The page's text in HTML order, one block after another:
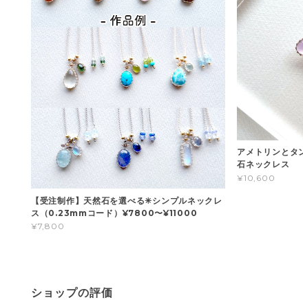
【受注制作】天然石を選べる✳︎シンプルネックレ
ス（0.23mmコード）¥7800〜¥11000
¥7,800
アメトリンとタ
石ネックレス
¥10,600
ショップの評価